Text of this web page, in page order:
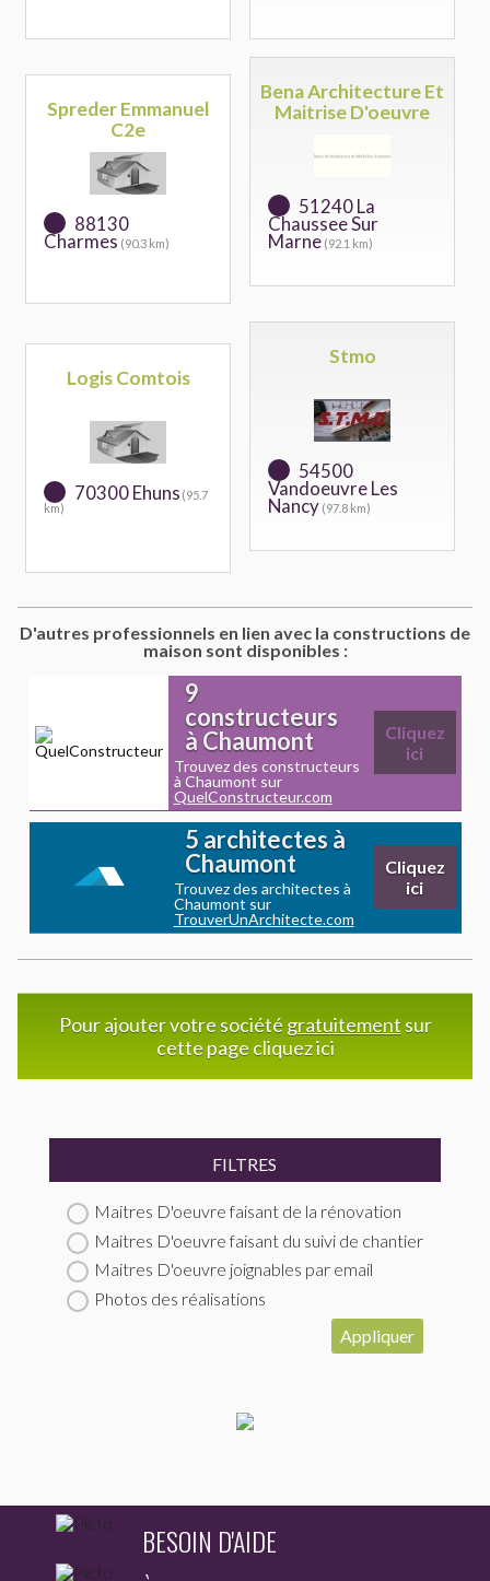
Spreder Emmanuel
C2e
88130
Charmes (90.3 km)
Bena Architecture Et
Maitrise D'oeuvre
51240 La
Chaussee Sur
Marne (92.1 km)
Logis Comtois
70300 Ehuns (95.7
km)
Stmo
54500
Vandoeuvre Les
Nancy (97.8 km)
D'autres professionnels en lien avec la constructions de
maison sont disponibles :
9
constructeurs
à Chaumont
Trouvez des constructeurs
à Chaumont sur
QuelConstructeur.com
Cliquez
ici
5 architectes à
Chaumont
Trouvez des architectes à
Chaumont sur
TrouverUnArchitecte.com
Cliquez
ici
Pour ajouter votre société gratuitement sur
cette page cliquez ici
FILTRES
Maitres D'oeuvre faisant de la rénovation
Maitres D'oeuvre faisant du suivi de chantier
Maitres D'oeuvre joignables par email
Photos des réalisations
Appliquer
BESOIN D'AIDE